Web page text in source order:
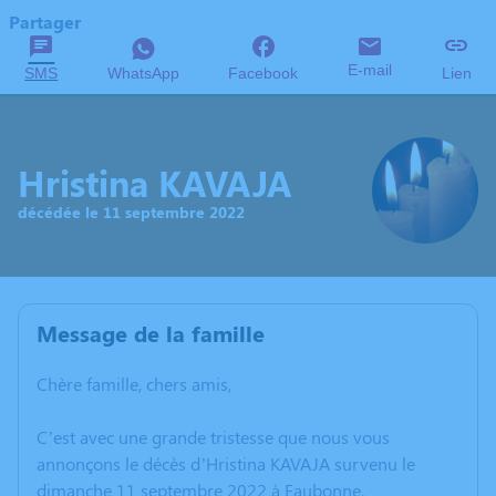
Partager
SMS WhatsApp Facebook E-mail Lien
Hristina KAVAJA
décédée le 11 septembre 2022
Message de la famille
Chère famille, chers amis,
C’est avec une grande tristesse que nous vous
annonçons le décès d’Hristina KAVAJA survenu le
dimanche 11 septembre 2022 à Eaubonne.